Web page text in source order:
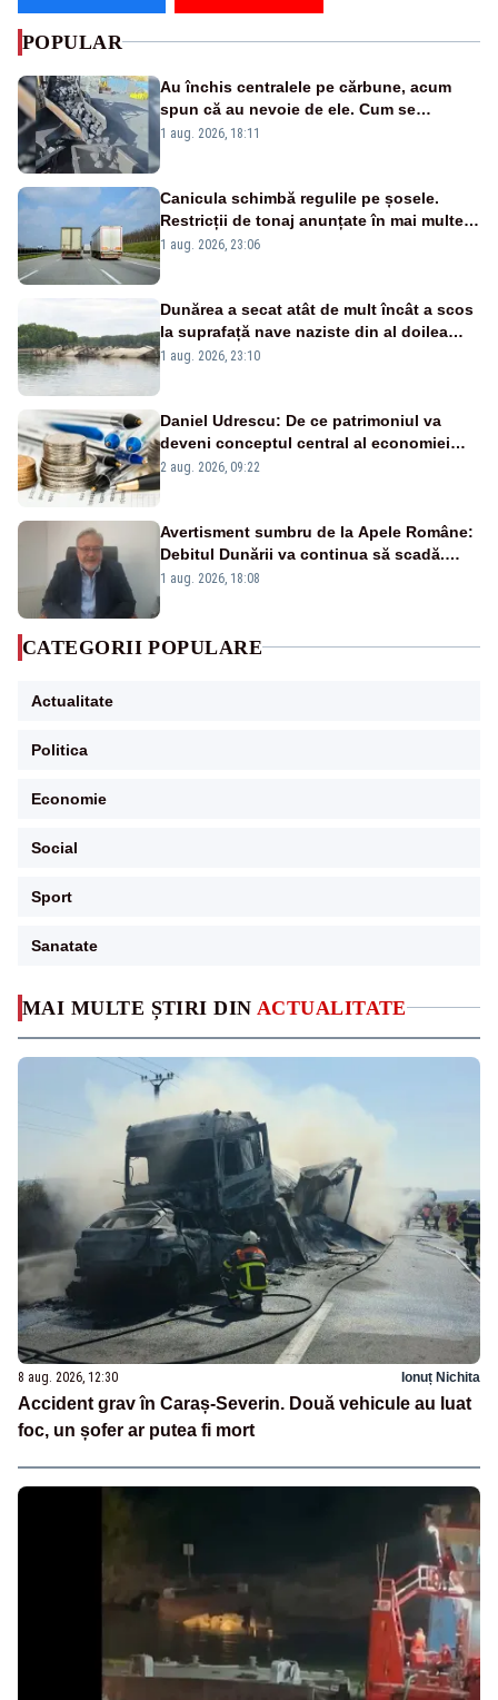
MAI MULTE ȘTIRI DIN ACTUALITATE
8 aug. 2026, 12:30 Ionuț Nichita
Accident grav în Caraș-Severin. Două vehicule au luat
foc, un șofer ar putea fi mort
POPULAR
Au închis centralele pe cărbune, acum
spun că au nevoie de ele. Cum se
pasează vina în plină criză energetică
1 aug. 2026, 18:11
Canicula schimbă regulile pe șosele.
Restricții de tonaj anunțate în mai multe
județe
1 aug. 2026, 23:06
Dunărea a secat atât de mult încât a scos
la suprafață nave naziste din al doilea
război mondial
1 aug. 2026, 23:10
Daniel Udrescu: De ce patrimoniul va
deveni conceptul central al economiei
viitoare?
2 aug. 2026, 09:22
Avertisment sumbru de la Apele Române:
Debitul Dunării va continua să scadă.
Cernavodă s-ar putea închide în 4 zile
1 aug. 2026, 18:08
CATEGORII POPULARE
Actualitate
Politica
Economie
Social
Sport
Sanatate